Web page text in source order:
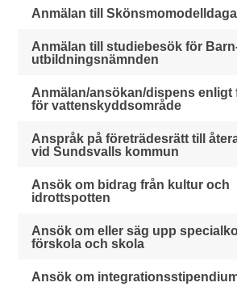
Anmälan till
Anmälan till studiebesök för
utbildningsnämnden
Anmälan/ansökan/dispens enligt
för vattenskyddsområde
Anspråk på företrädesrätt till
vid Sundsvalls kommun
Ansök om bidrag från kultur och
idrottspotten
Ansök om eller säg upp
förskola och skola
Ansök om